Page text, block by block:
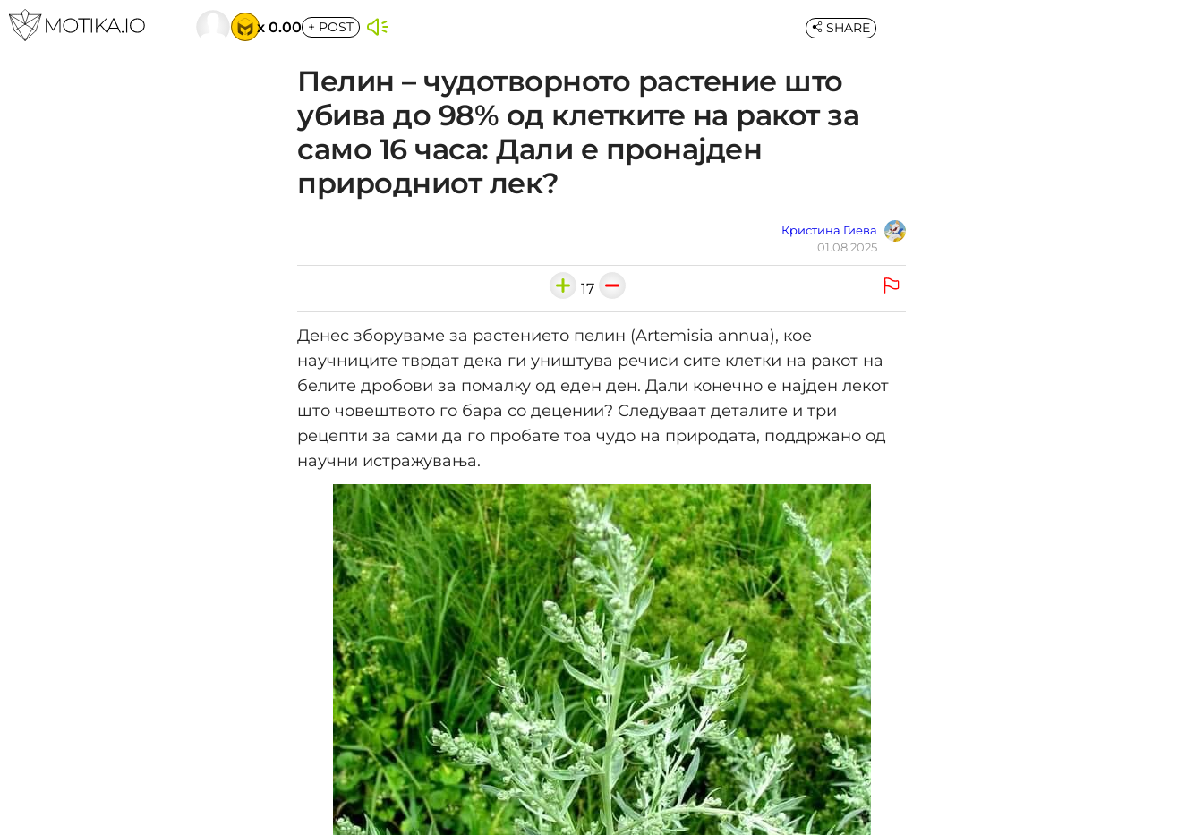
x 0.00 + POST
Пелин – чудотворното растение што
убива до 98% од клетките на ракот за
само 16 часа: Дали е пронајден
природниот лек?
Кристина Гиева
01.08.2025
SHARE
17
Денес зборуваме за растението пелин (Artemisia annua), кое
научниците тврдат дека ги уништува речиси сите клетки на ракот на
белите дробови за помалку од еден ден. Дали конечно е најден лекот
што човештвото го бара со децении? Следуваат деталите и три
рецепти за сами да го пробате тоа чудо на природата, поддржано од
научни истражувања.